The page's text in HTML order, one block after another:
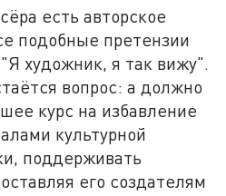
есть авторское
подобные претензии
художник, я так вижу".
вопрос: а должно
курс на избавление
культурной
поддерживать
его создателям